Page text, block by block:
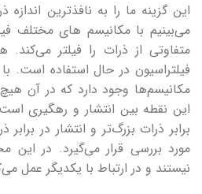
این گزینه ما را به نافذترین
می‌بینیم با مکانیسم های مختلف
متفاوتی از ذرات را فیلتر
فیلتراسیون در حال استفاده است.
مکانیسم‌ها وجود دارد که در آن
این نقطه بین انتشار و رهگیری
برابر ذرات بزرگ‌تر و انتشار در
مورد بررسی قرار می‌گیرد. در این
نیستند و در ارتباط با یکدیگر عمل